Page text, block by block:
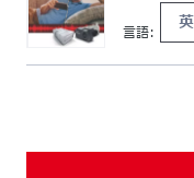
言語: